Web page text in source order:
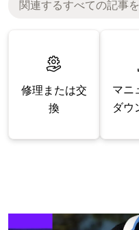
修理または交
換
マニ
ダウ